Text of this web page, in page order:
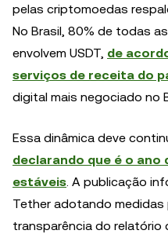
pelas criptomoedas
No Brasil, 80% de todas
envolvem USDT, de
serviços de receita do
digital mais negociado no
Essa dinâmica deve
declarando que é o ano
estáveis. A publicação
Tether adotando medidas
transparência do relatório